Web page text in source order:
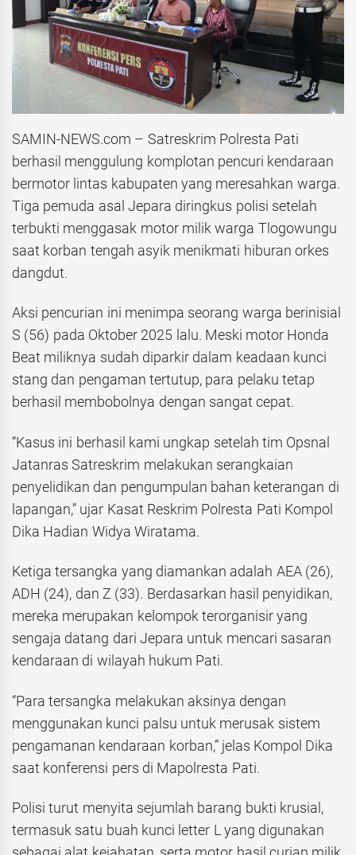
SAMIN-NEWS.com – Satreskrim Polresta Pati
berhasil menggulung komplotan pencuri kendaraan
bermotor lintas kabupaten yang meresahkan warga.
Tiga pemuda asal Jepara diringkus polisi setelah
terbukti menggasak motor milik warga Tlogowungu
saat korban tengah asyik menikmati hiburan orkes
dangdut.
Aksi pencurian ini menimpa seorang warga berinisial
S (56) pada Oktober 2025 lalu. Meski motor Honda
Beat miliknya sudah diparkir dalam keadaan kunci
stang dan pengaman tertutup, para pelaku tetap
berhasil membobolnya dengan sangat cepat.
“Kasus ini berhasil kami ungkap setelah tim Opsnal
Jatanras Satreskrim melakukan serangkaian
penyelidikan dan pengumpulan bahan keterangan di
lapangan,” ujar Kasat Reskrim Polresta Pati Kompol
Dika Hadian Widya Wiratama.
Ketiga tersangka yang diamankan adalah AEA (26),
ADH (24), dan Z (33). Berdasarkan hasil penyidikan,
mereka merupakan kelompok terorganisir yang
sengaja datang dari Jepara untuk mencari sasaran
kendaraan di wilayah hukum Pati.
“Para tersangka melakukan aksinya dengan
menggunakan kunci palsu untuk merusak sistem
pengamanan kendaraan korban,” jelas Kompol Dika
saat konferensi pers di Mapolresta Pati.
Polisi turut menyita sejumlah barang bukti krusial,
termasuk satu buah kunci letter L yang digunakan